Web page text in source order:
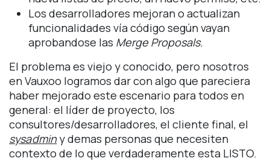
Los desarrolladores mejoran o actualizan
funcionalidades vía código según vayan
aprobandose las Merge Proposals.
El problema es viejo y conocido, pero nosotros
en Vauxoo logramos dar con algo que pareciera
haber mejorado este escenario para todos en
general: el líder de proyecto, los
consultores/desarrolladores, el cliente final, el
sysadmin y demas personas que necesiten
contexto de lo que verdaderamente esta LISTO.